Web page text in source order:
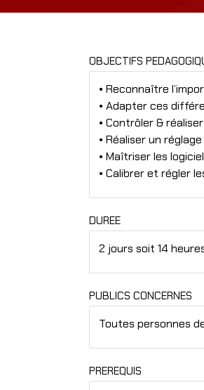
OBJECTIFS
• Reconnaître
• Adapter ces
• Contrôler &
• Réaliser un
• Maîtriser les
• Calibrer et régler
DUREE
2 jours soit 14
PUBLICS CONCERNES
Toutes personnes
PREREQUIS